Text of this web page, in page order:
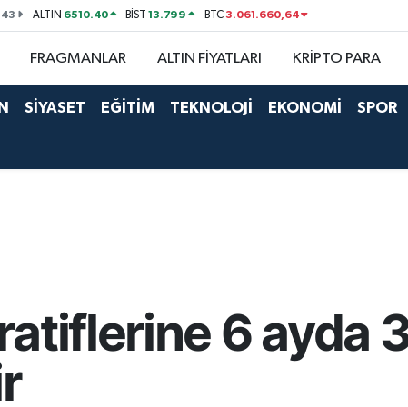
ALTIN 6510.40 BİST13.799 BTC3.061.660,64
FRAGMANLAR ALTIN FİYATLARI KRİPTO PARA
SİYASET EĞİTİM TEKNOLOJİ EKONOMİ SPOR
6 ayda